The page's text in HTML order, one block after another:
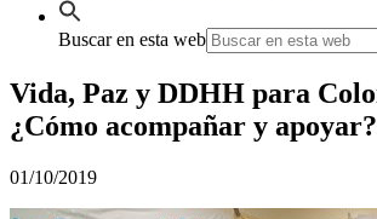
Buscar en esta web
Vida, Paz y DDHH para
¿Cómo acompañar y apoyar?
01/10/2019